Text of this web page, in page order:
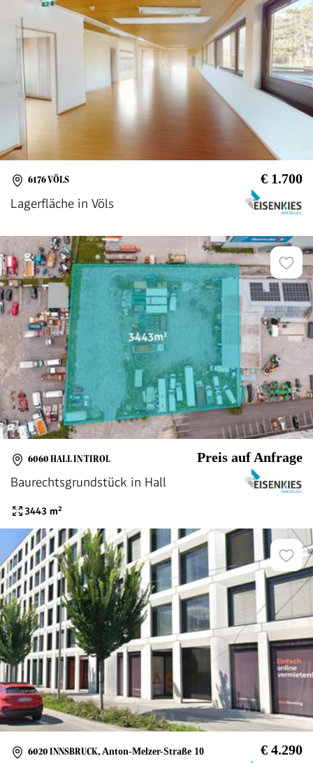
6176 VÖLS € 1.700
Lagerfläche in Völs
6060 HALL IN TIROL Preis auf Anfrage
Baurechtsgrundstück in Hall
3443 m²
6020 INNSBRUCK, Anton-Melzer-Straße 10 € 4.290